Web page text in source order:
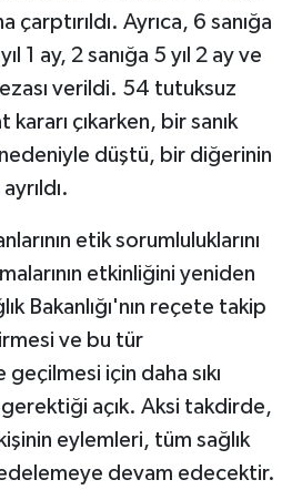
çarptırıldı. Ayrıca, 6 sanığa
1 ay, 2 sanığa 5 yıl 2 ay ve
verildi. 54 tutuksuz
kararı çıkarken, bir sanık
nedeniyle düştü, bir diğerinin
etik sorumluluklarını
etkinliğini yeniden
Bakanlığı'nın reçete takip
ve bu tür
için daha sıkı
açık. Aksi takdirde,
eylemleri, tüm sağlık
devam edecektir.